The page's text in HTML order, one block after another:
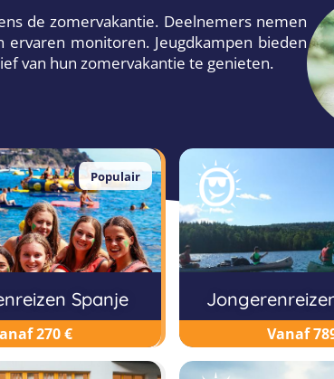
de zomervakantie. Deelnemers nemen
monitoren. Jeugdkampen bieden
van hun zomervakantie te genieten.
Populair
Spanje
270 € Vanaf